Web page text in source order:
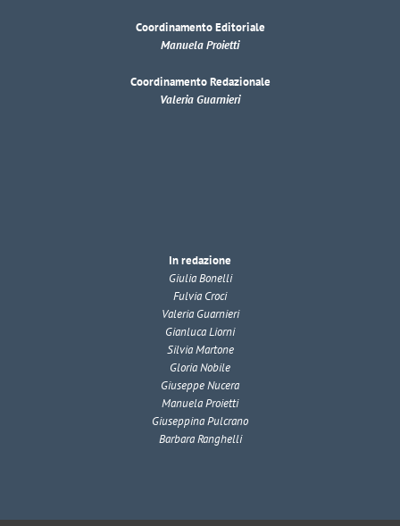
Coordinamento Editoriale
Manuela Proietti
Coordinamento Redazionale
Valeria Guarnieri
In redazione
Giulia Bonelli
Fulvia Croci
Valeria Guarnieri
Gianluca Liorni
Silvia Martone
Gloria Nobile
Giuseppe Nucera
Manuela Proietti
Giuseppina Pulcrano
Barbara Ranghelli